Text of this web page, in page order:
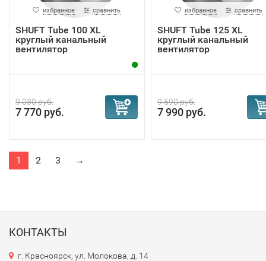
избранное сравнить
SHUFT Tube 100 XL
круглый канальный
вентилятор
9 030 руб.
7 770 руб.
избранное сравнить
SHUFT Tube 125 XL
круглый канальный
вентилятор
9 590 руб.
7 990 руб.
1 2 3 →
КОНТАКТЫ
г. Красноярск, ул. Молокова, д. 14